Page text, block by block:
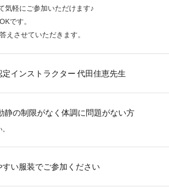
気軽にご参加いただけます♪
です。
えさせていただきます。
インストラクター 代田佳恵先生
静の制限がなく体調に問題がない方
い服装でご参加ください